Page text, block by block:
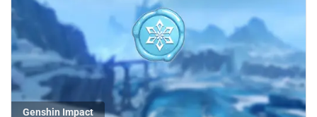
Genshin Impact